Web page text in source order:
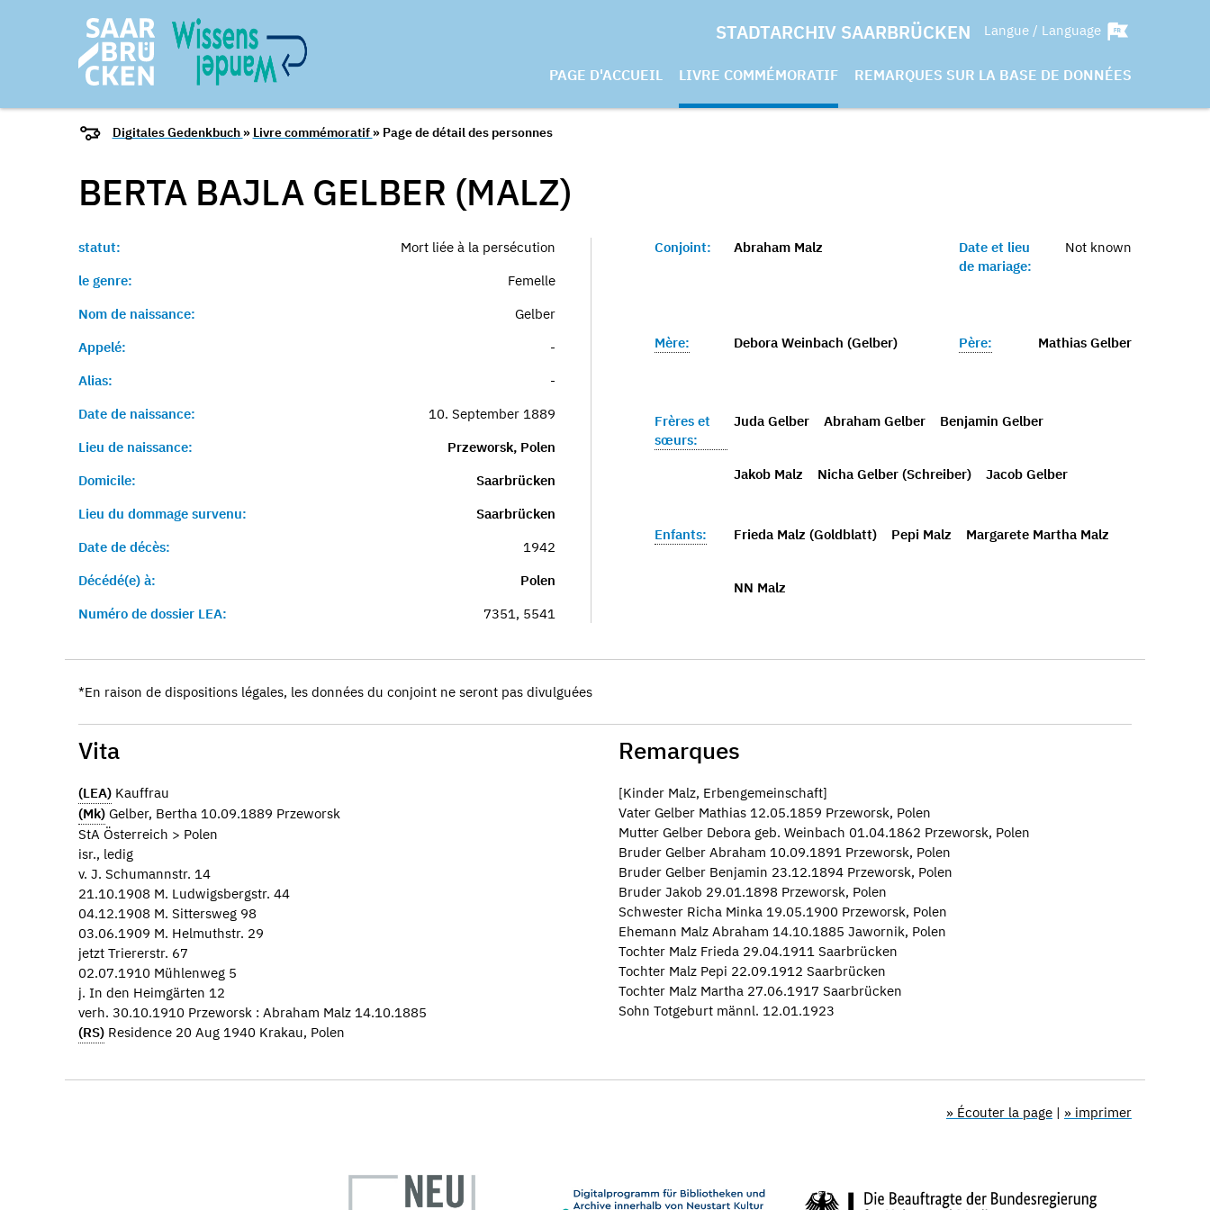
STADTARCHIV SAARBRÜCKEN Langue / Language
PAGE D'ACCUEIL LIVRE COMMÉMORATIF REMARQUES SUR LA BASE DE DONNÉES
Digitales Gedenkbuch » Livre commémoratif » Page de détail des personnes
BERTA BAJLA GELBER (MALZ)
statut:
Mort liée à la persécution
le genre:
Femelle
Nom de naissance:
Gelber
Appelé:
-
Alias:
-
Date de naissance:
10. September 1889
Lieu de naissance:
Przeworsk, Polen
Domicile:
Saarbrücken
Lieu du dommage survenu:
Saarbrücken
Date de décès:
1942
Décédé(e) à:
Polen
Numéro de dossier LEA:
7351, 5541
Conjoint: Abraham Malz
Date et lieu
de mariage:
Not known
Mère: Debora Weinbach (Gelber) Père: Mathias Gelber
Frères et
sœurs:
Juda Gelber Abraham Gelber Benjamin Gelber
Jakob Malz Nicha Gelber (Schreiber) Jacob Gelber
Enfants: Frieda Malz (Goldblatt) Pepi Malz Margarete Martha Malz
NN Malz
*En raison de dispositions légales, les données du conjoint ne seront pas divulguées
Vita
(LEA) Kauffrau
(Mk) Gelber, Bertha 10.09.1889 Przeworsk
StA Österreich > Polen
isr., ledig
v. J. Schumannstr. 14
21.10.1908 M. Ludwigsbergstr. 44
04.12.1908 M. Sittersweg 98
03.06.1909 M. Helmuthstr. 29
jetzt Triererstr. 67
02.07.1910 Mühlenweg 5
j. In den Heimgärten 12
verh. 30.10.1910 Przeworsk : Abraham Malz 14.10.1885
(RS) Residence 20 Aug 1940 Krakau, Polen
Remarques
[Kinder Malz, Erbengemeinschaft]
Vater Gelber Mathias 12.05.1859 Przeworsk, Polen
Mutter Gelber Debora geb. Weinbach 01.04.1862 Przeworsk, Polen
Bruder Gelber Abraham 10.09.1891 Przeworsk, Polen
Bruder Gelber Benjamin 23.12.1894 Przeworsk, Polen
Bruder Jakob 29.01.1898 Przeworsk, Polen
Schwester Richa Minka 19.05.1900 Przeworsk, Polen
Ehemann Malz Abraham 14.10.1885 Jawornik, Polen
Tochter Malz Frieda 29.04.1911 Saarbrücken
Tochter Malz Pepi 22.09.1912 Saarbrücken
Tochter Malz Martha 27.06.1917 Saarbrücken
Sohn Totgeburt männl. 12.01.1923
» Écouter la page | » imprimer